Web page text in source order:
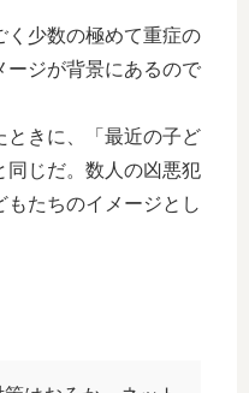
く少数の極めて重症の
ージが背景にあるので
ときに、「最近の子ど
じだ。数人の凶悪犯
たちのイメージとし